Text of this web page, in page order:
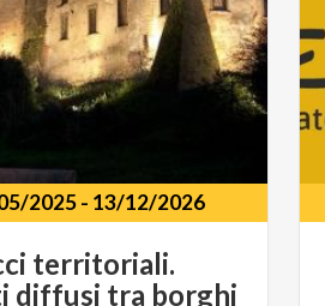
2025- 13/12/2026
territoriali.
diffusi tra borghi